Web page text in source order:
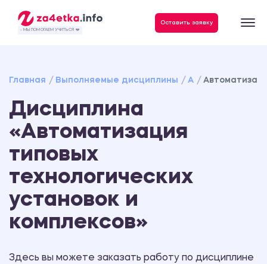
- МЫ ПОМОГАЕМ УЧИТЬСЯ ❤️
Оставить заявку
Главная Выполняемые дисциплины А
Дисциплина
«Автоматизация
типовых
технологических
установок и
комплексов»
Здесь вы можете заказать работу по дисциплине